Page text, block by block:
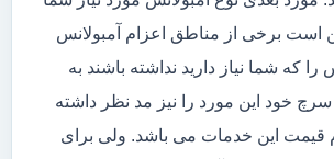
برخی از مناطق اعزام آمبولانس
که شما نیاز دارید نداشته باشند به
سرچ خود این مورد را نیز مد نظر داشته
قیمت این خدمات می باشد. ولی برای